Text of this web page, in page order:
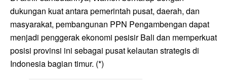
dukungan kuat antara pemerintah pusat, daerah, dan
masyarakat, pembangunan PPN Pengambengan dapat
menjadi penggerak ekonomi pesisir Bali dan memperkuat
posisi provinsi ini sebagai pusat kelautan strategis di
Indonesia bagian timur. (*)